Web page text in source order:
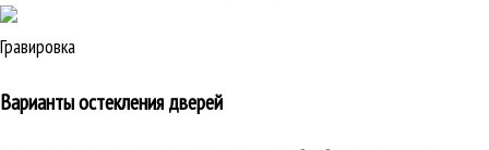
Гравировка
Варианты остекления дверей